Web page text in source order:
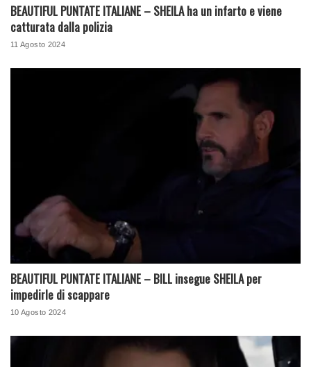
BEAUTIFUL PUNTATE ITALIANE – SHEILA ha un infarto e viene
catturata dalla polizia
11 Agosto 2024
BEAUTIFUL PUNTATE ITALIANE – BILL insegue SHEILA per
impedirle di scappare
10 Agosto 2024